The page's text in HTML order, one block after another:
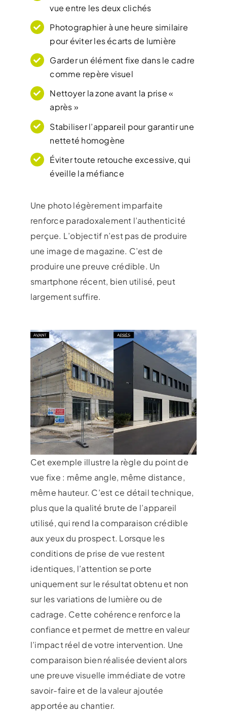
vue entre les deux clichés
Photographier à une heure similaire
pour éviter les écarts de lumière
Garder un élément fixe dans le cadre
comme repère visuel
Nettoyer la zone avant la prise «
après »
Stabiliser l’appareil pour garantir une
netteté homogène
Éviter toute retouche excessive, qui
éveille la méfiance
Une photo légèrement imparfaite
renforce paradoxalement l’authenticité
perçue. L’objectif n’est pas de produire
une image de magazine. C’est de
produire une preuve crédible. Un
smartphone récent, bien utilisé, peut
largement suffire.
Cet exemple illustre la règle du point de
vue fixe : même angle, même distance,
même hauteur. C’est ce détail technique,
plus que la qualité brute de l’appareil
utilisé, qui rend la comparaison crédible
aux yeux du prospect. Lorsque les
conditions de prise de vue restent
identiques, l’attention se porte
uniquement sur le résultat obtenu et non
sur les variations de lumière ou de
cadrage. Cette cohérence renforce la
confiance et permet de mettre en valeur
l’impact réel de votre intervention. Une
comparaison bien réalisée devient alors
une preuve visuelle immédiate de votre
savoir-faire et de la valeur ajoutée
apportée au chantier.